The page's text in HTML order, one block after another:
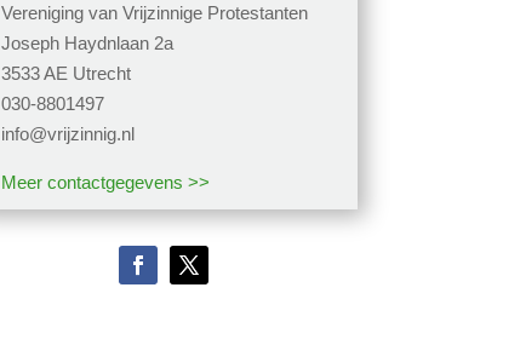
Vereniging van Vrijzinnige Protestanten
Joseph Haydnlaan 2a
3533 AE Utrecht
030-8801497
info@vrijzinnig.nl
Meer contactgegevens >>